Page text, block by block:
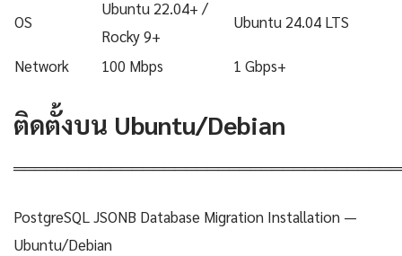
OS
Ubuntu 22.04+ /
Rocky 9+
Ubuntu 24.04 LTS
Network 100 Mbps 1 Gbps+
ติดตั้งบน Ubuntu/Debian
PostgreSQL JSONB Database Migration Installation —
Ubuntu/Debian